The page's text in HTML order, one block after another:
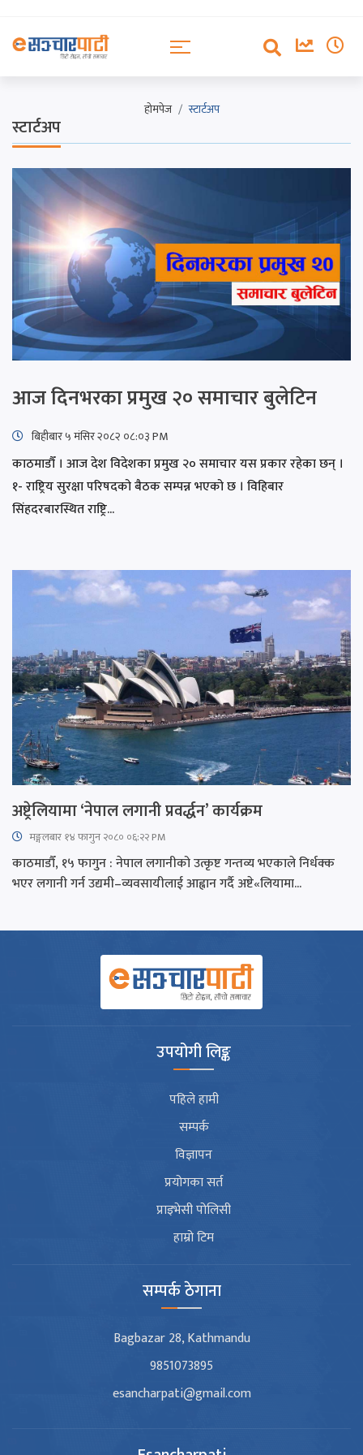
होमपेज स्टार्टअप
स्टार्टअप
आज दिनभरका प्रमुख २० समाचार बुलेटिन
बिहीबार ५ मंसिर २०८२ ०८:०३ PM
काठमाडौँ । आज देश विदेशका प्रमुख २० समाचार यस प्रकार रहेका छन् ।
१- राष्ट्रिय सुरक्षा परिषदको बैठक सम्पन्न भएको छ । विहिबार
सिंहदरबारस्थित राष्ट्रि...
अष्ट्रेलियामा ‘नेपाल लगानी प्रवर्द्धन’ कार्यक्रम
मङ्गलबार १४ फागुन २०८० ०६:२२ PM
काठमाडौँ, १५ फागुन : नेपाल लगानीको उत्कृष्ट गन्तव्य भएकाले निर्धक्क
भएर लगानी गर्न उद्यमी–व्यवसायीलाई आह्वान गर्दै अष्टे«लियामा...
उपयोगी लिङ्क
पहिले हामी
सम्पर्क
विज्ञापन
प्रयोगका सर्त
प्राइभेसी पोलिसी
हाम्रो टिम
सम्पर्क ठेगाना
Bagbazar 28, Kathmandu
9851073895
esancharpati@gmail.com